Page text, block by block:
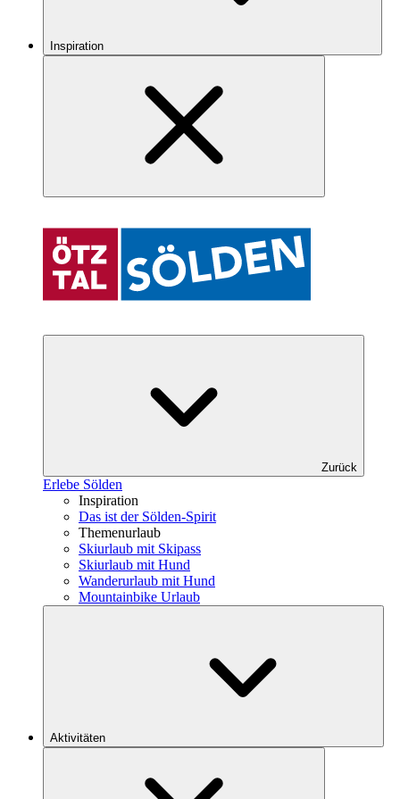
Inspiration
Zurück
Erlebe Sölden
Inspiration
Das ist der Sölden-Spirit
Themenurlaub
Skiurlaub mit Skipass
Skiurlaub mit Hund
Wanderurlaub mit Hund
Mountainbike Urlaub
Aktivitäten